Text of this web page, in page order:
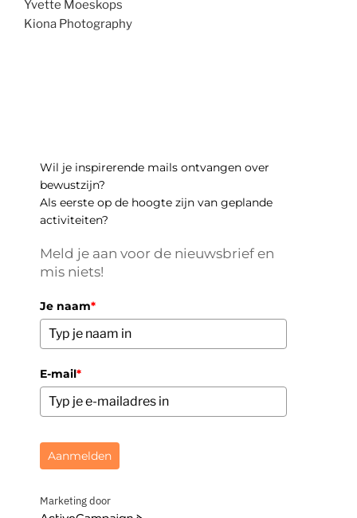
Yvette Moeskops
Kiona Photography
Wil je inspirerende mails ontvangen over
bewustzijn?
Als eerste op de hoogte zijn van geplande
activiteiten?
Meld je aan voor de nieuwsbrief en
mis niets!
Je naam*
E-mail*
Aanmelden
Marketing door